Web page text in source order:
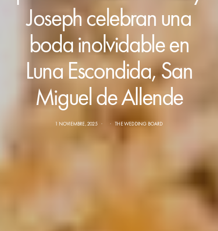
Joseph celebran una
boda inolvidable en
Luna Escondida, San
Miguel de Allende
1 NOVIEMBRE, 2025 THE WEDDING BOARD